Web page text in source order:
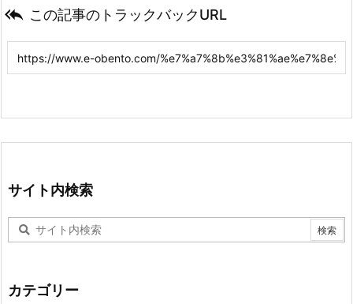
 この記事のトラックバックURL
サイト内検索
カテゴリー